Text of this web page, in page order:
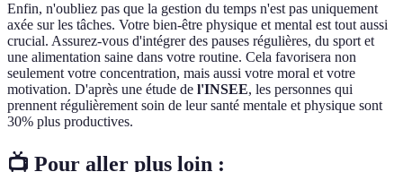
Enfin, n'oubliez pas que la gestion du temps n'est pas uniquement
axée sur les tâches. Votre bien-être physique et mental est tout aussi
crucial. Assurez-vous d'intégrer des pauses régulières, du sport et
une alimentation saine dans votre routine. Cela favorisera non
seulement votre concentration, mais aussi votre moral et votre
motivation. D'après une étude de l'INSEE, les personnes qui
prennent régulièrement soin de leur santé mentale et physique sont
30% plus productives.
📺 Pour aller plus loin :